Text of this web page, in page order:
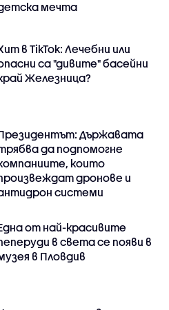
мечта
в TikTok: Лечебни или
са "дивите" басейни
Железница?
Държавата
да подпомогне
които
дронове и
системи
от най-красивите
в света се появи в
в Пловдив